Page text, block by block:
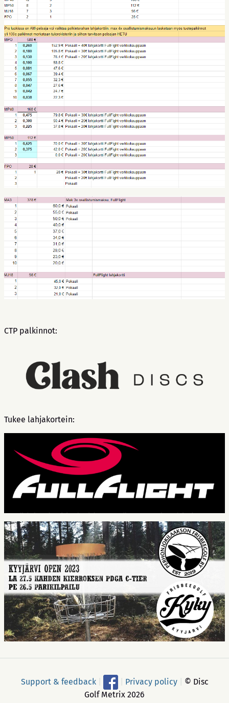
CTP palkinnot:
Tukee lahjakortein:
Support & feedback Privacy policy
© Disc
Golf Metrix 2026